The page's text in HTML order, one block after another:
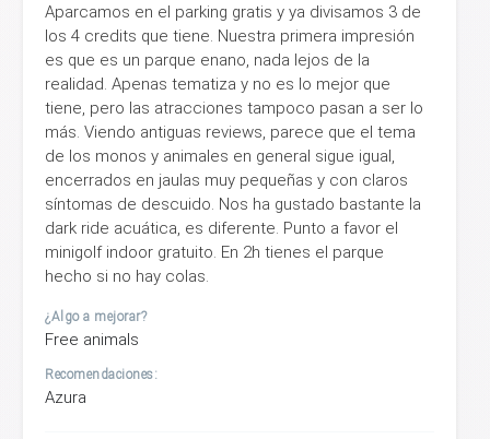
Aparcamos en el parking gratis y ya divisamos 3 de
los 4 credits que tiene. Nuestra primera impresión
es que es un parque enano, nada lejos de la
realidad. Apenas tematiza y no es lo mejor que
tiene, pero las atracciones tampoco pasan a ser lo
más. Viendo antiguas reviews, parece que el tema
de los monos y animales en general sigue igual,
encerrados en jaulas muy pequeñas y con claros
síntomas de descuido. Nos ha gustado bastante la
dark ride acuática, es diferente. Punto a favor el
minigolf indoor gratuito. En 2h tienes el parque
hecho si no hay colas.
¿Algo a mejorar?
Free animals
Recomendaciones:
Azura